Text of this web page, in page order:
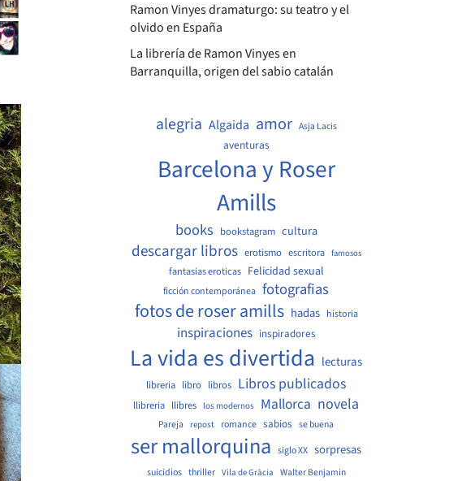
Ramon Vinyes dramaturgo: su teatro y el
olvido en España
La librería de Ramon Vinyes en
Barranquilla, origen del sabio catalán
alegria Algaida amor Asja Lacis
aventuras
Barcelona y Roser
Amills
books bookstagram cultura
descargar libros erotismo escritora famosos
fantasias eroticas Felicidad sexual
ficción contemporánea fotografias
fotos de roser amills hadas historia
inspiraciones inspiradores
La vida es divertida lecturas
libreria libro libros Libros publicados
llibreria llibres los modernos Mallorca novela
Pareja repost romance sabios se buena
ser mallorquina siglo XX sorpresas
suicidios thriller Vila de Gràcia Walter Benjamin